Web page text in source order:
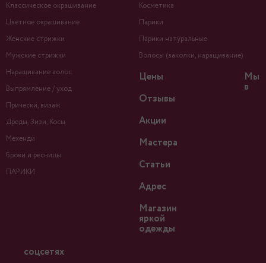
Классическое окрашивание
Цветное окрашивание
Женские стрижки
Мужские стрижки
Наращивание волос
Выпрямление / уход
Прически, визаж
Дреды, Зизи, Косы
Мехенди
Брови и ресницы
ПАРИКИ
Косметика
Парики
Парики натуральные
Волосы (заколки, наращивание)
Цены
Отзывы
Акции
Мастера
Статьи
Адрес
Магазин
яркой
одежды
Мы
в
соцсетях